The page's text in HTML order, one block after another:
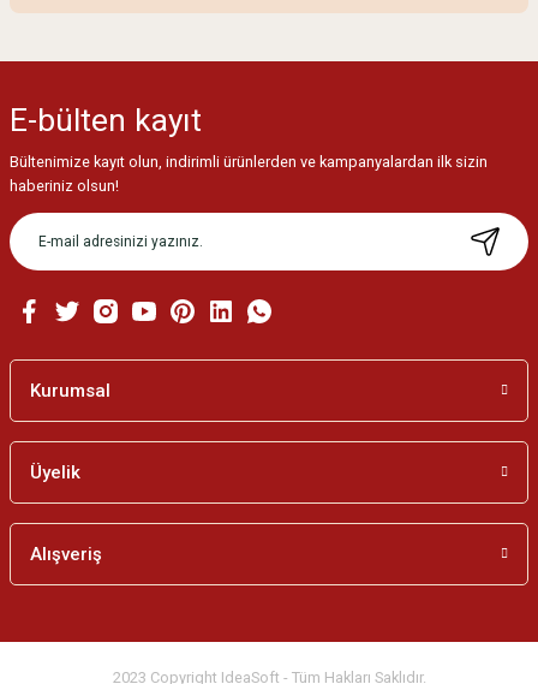
Görüş ve önerileriniz için teşekkür ederiz.
Ürün resmi kalitesiz, bozuk veya görüntülenemiyor.
Ürün açıklamasında eksik bilgiler bulunuyor.
Ürün bilgilerinde hatalar bulunuyor.
Bu ürüne benzer farklı alternatifler olmalı.
E-bülten kayıt
Bültenimize kayıt olun, indirimli ürünlerden ve kampanyalardan ilk sizin
haberiniz olsun!
Kurumsal
Üyelik
Alışveriş
2023 Copyright IdeaSoft - Tüm Hakları Saklıdır.